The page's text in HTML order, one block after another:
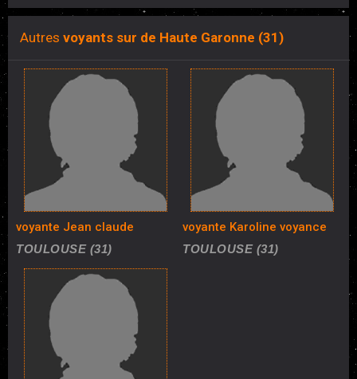
Autres voyants sur de Haute Garonne (31)
voyante Jean claude
TOULOUSE (31)
voyante Karoline voyance
TOULOUSE (31)